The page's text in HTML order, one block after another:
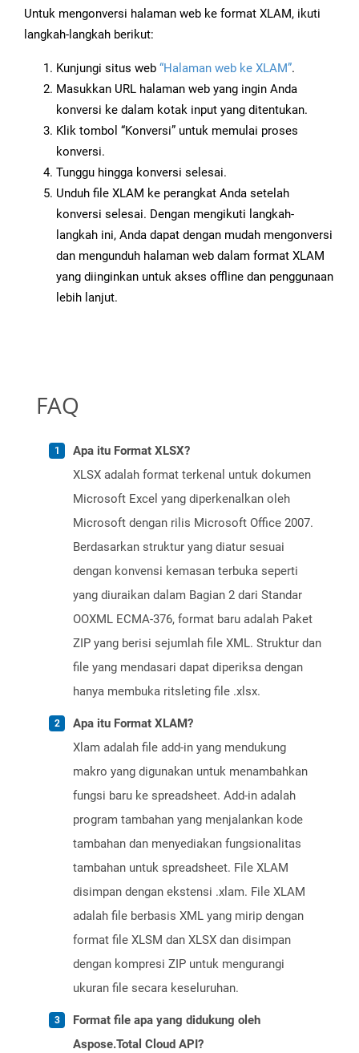
Untuk mengonversi halaman web ke format XLAM, ikuti
langkah-langkah berikut:
Kunjungi situs web “Halaman web ke XLAM”.
Masukkan URL halaman web yang ingin Anda
konversi ke dalam kotak input yang ditentukan.
Klik tombol “Konversi” untuk memulai proses
konversi.
Tunggu hingga konversi selesai.
Unduh file XLAM ke perangkat Anda setelah
konversi selesai. Dengan mengikuti langkah-
langkah ini, Anda dapat dengan mudah mengonversi
dan mengunduh halaman web dalam format XLAM
yang diinginkan untuk akses offline dan penggunaan
lebih lanjut.
FAQ
Apa itu Format XLSX?
XLSX adalah format terkenal untuk dokumen
Microsoft Excel yang diperkenalkan oleh
Microsoft dengan rilis Microsoft Office 2007.
Berdasarkan struktur yang diatur sesuai
dengan konvensi kemasan terbuka seperti
yang diuraikan dalam Bagian 2 dari Standar
OOXML ECMA-376, format baru adalah Paket
ZIP yang berisi sejumlah file XML. Struktur dan
file yang mendasari dapat diperiksa dengan
hanya membuka ritsleting file .xlsx.
Apa itu Format XLAM?
Xlam adalah file add-in yang mendukung
makro yang digunakan untuk menambahkan
fungsi baru ke spreadsheet. Add-in adalah
program tambahan yang menjalankan kode
tambahan dan menyediakan fungsionalitas
tambahan untuk spreadsheet. File XLAM
disimpan dengan ekstensi .xlam. File XLAM
adalah file berbasis XML yang mirip dengan
format file XLSM dan XLSX dan disimpan
dengan kompresi ZIP untuk mengurangi
ukuran file secara keseluruhan.
Format file apa yang didukung oleh
Aspose.Total Cloud API?